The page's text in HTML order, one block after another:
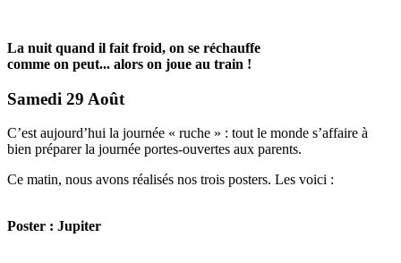
La nuit quand il fait froid, on se réchauffe
comme on peut... alors on joue au train !
Samedi 29 Août
C’est aujourd’hui la journée « ruche » : tout le monde s’affaire à
bien préparer la journée portes-ouvertes aux parents.
Ce matin, nous avons réalisés nos trois posters. Les voici :
Poster : Jupiter